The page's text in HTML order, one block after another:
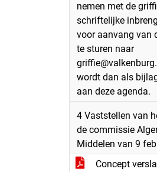
nemen met de
schriftelijke
voor aanvang van
te sturen naar
wordt dan als
aan deze agenda.
4 Vaststellen van
de commissie
Middelen van 9
Concept